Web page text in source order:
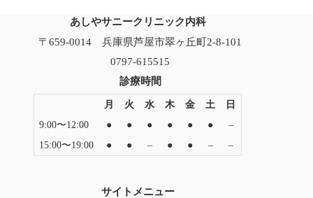
あしやサニークリニック内科
〒659-0014 兵庫県芦屋市翠ヶ丘町2-8-101
0797-615515
診療時間
月 火 水 木 金 土
日
9:00〜12:00
● ● ● ● ● ●
–
15:00〜19:00
● ● – ● ● – –
サイトメニュー